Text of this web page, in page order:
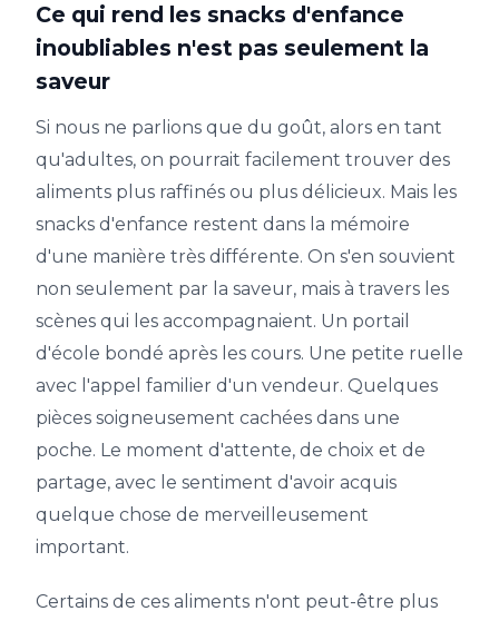
Ce qui rend les snacks d'enfance
inoubliables n'est pas seulement la
saveur
Si nous ne parlions que du goût, alors en tant
qu'adultes, on pourrait facilement trouver des
aliments plus raffinés ou plus délicieux. Mais les
snacks d'enfance restent dans la mémoire
d'une manière très différente. On s'en souvient
non seulement par la saveur, mais à travers les
scènes qui les accompagnaient. Un portail
d'école bondé après les cours. Une petite ruelle
avec l'appel familier d'un vendeur. Quelques
pièces soigneusement cachées dans une
poche. Le moment d'attente, de choix et de
partage, avec le sentiment d'avoir acquis
quelque chose de merveilleusement
important.
Certains de ces aliments n'ont peut-être plus